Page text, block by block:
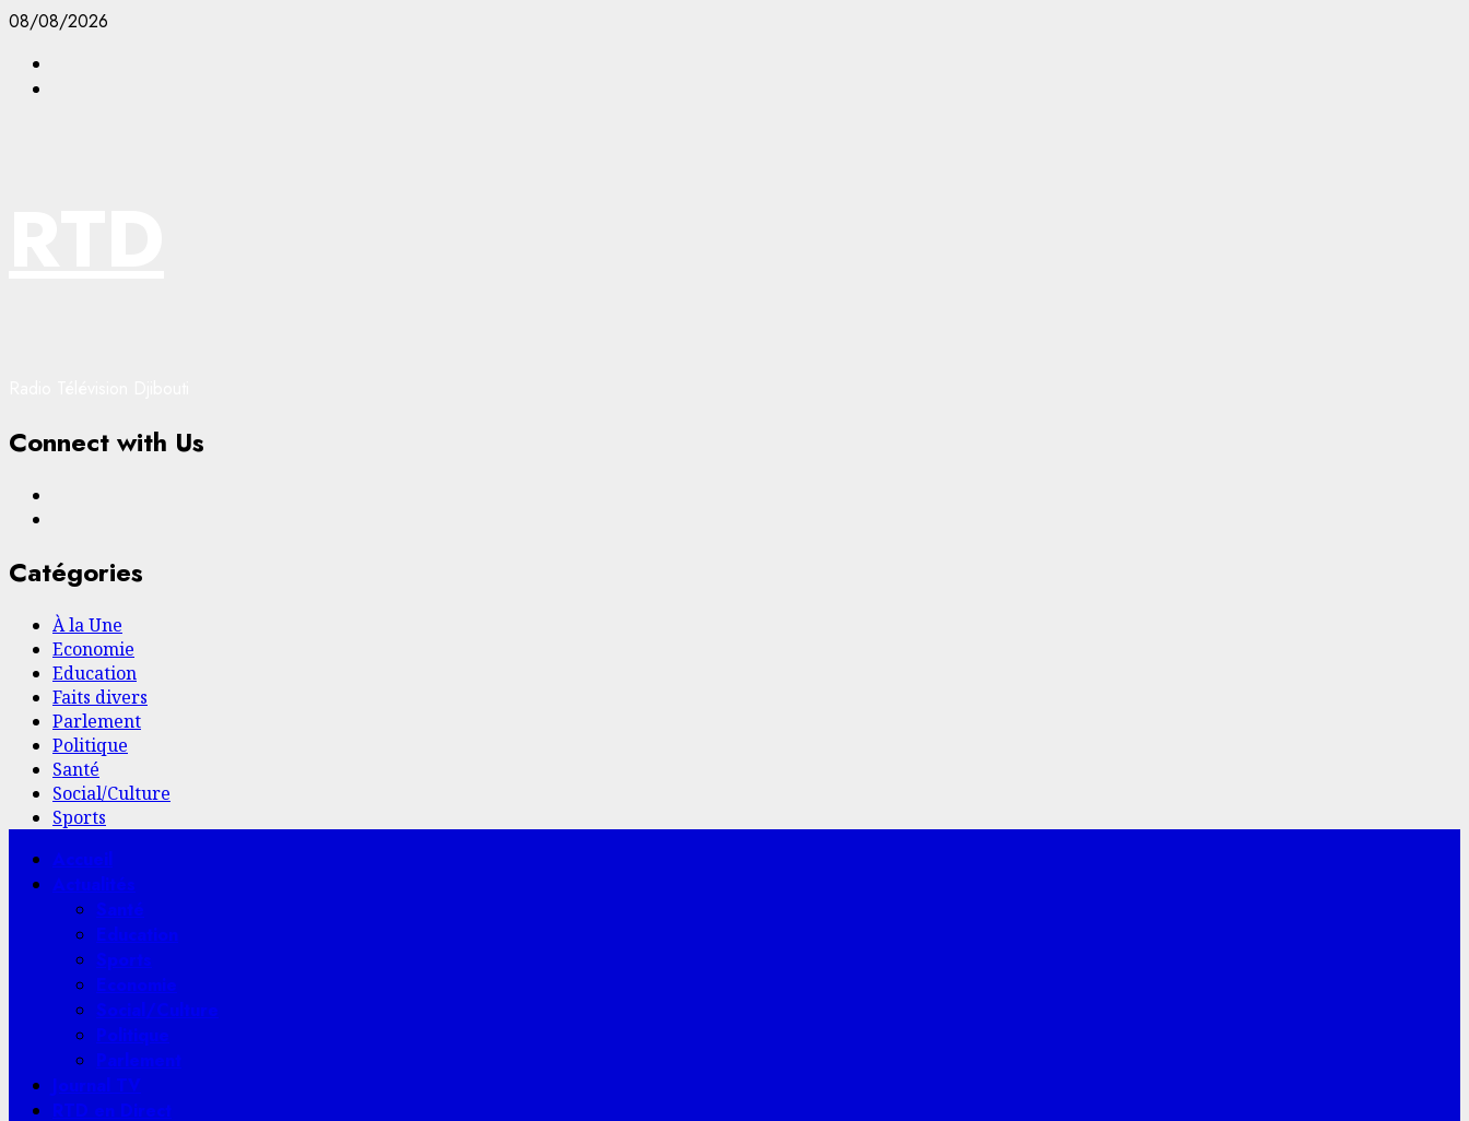
Aller
contenu
08/08/2026
Connect with Us
Catégories
À la Une
Economie
Education
Faits divers
Parlement
Politique
Santé
Social/Culture
Sports
Menu
principal
Accueil
Actualités
Santé
Education
Sports
Economie
Social/Culture
Politique
Parlement
Journal TV
RTD en Direct